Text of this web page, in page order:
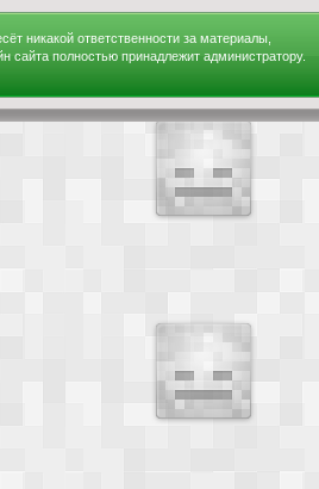
никакой ответственности за материалы,
сайта полностью принадлежит администратору.